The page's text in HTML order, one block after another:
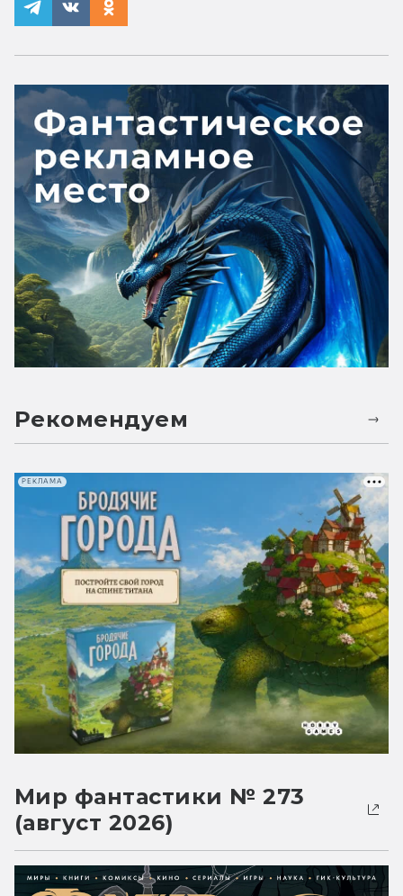
Рекомендуем
РЕКЛАМА
Мир фантастики № 273
(август 2026)